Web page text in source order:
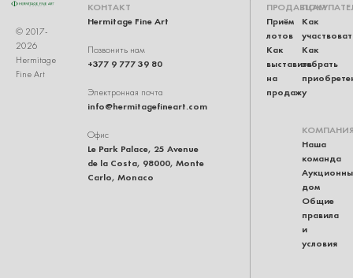
© 2017-
2026
Hermitage
Fine Art
КОНТАКТ
Hermitage Fine Art
Позвонить нам
+377 9 777 39 80
Электронная почта
info@hermitagefineart.com
Офис
Le Park Palace, 25 Avenue
de la Costa, 98000, Monte
Carlo, Monaco
ПРОДАВЦАМ
Приём
лотов
Как
выставить
на
продажу
Как
Как
забрать
Наша
команда
дом
Общие
правила
и
условия